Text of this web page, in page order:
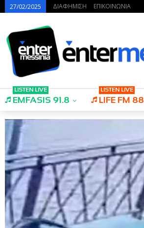
27/02/2025 ΔΙΑΦΗΜΙΣΗ ΕΠΙΚΟΙΝΩΝΙΑ
EMFASIS 91.8
LISTEN LIVE
LIFE FM 88
LISTEN LIVE